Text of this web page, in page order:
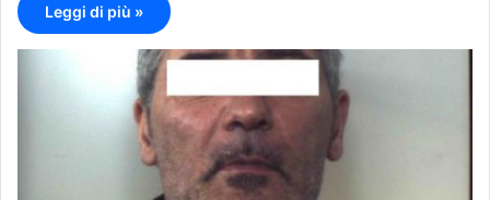
Leggi di più »